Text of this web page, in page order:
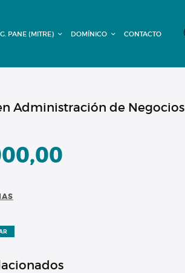
PANE (MITRE) DOMÍNICO CONTACTO
Administración de Negocios